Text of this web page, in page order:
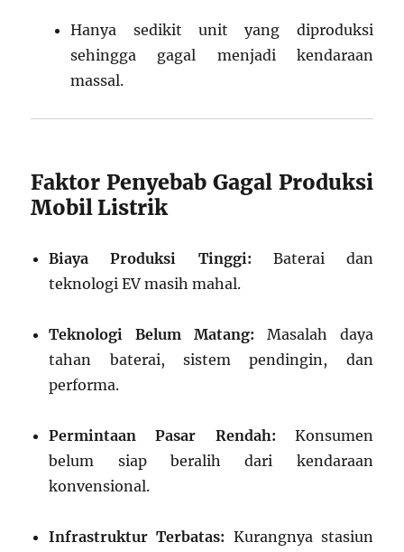
Hanya sedikit unit yang diproduksi
sehingga gagal menjadi kendaraan
massal.
Faktor Penyebab Gagal Produksi
Mobil Listrik
Biaya Produksi Tinggi: Baterai dan
teknologi EV masih mahal.
Teknologi Belum Matang: Masalah daya
tahan baterai, sistem pendingin, dan
performa.
Permintaan Pasar Rendah: Konsumen
belum siap beralih dari kendaraan
konvensional.
Infrastruktur Terbatas: Kurangnya stasiun